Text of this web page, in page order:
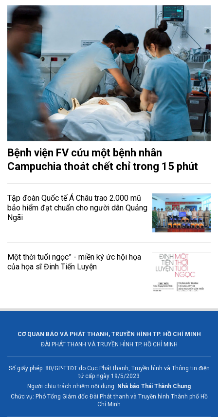
Bệnh viện FV cứu một bệnh nhân
Campuchia thoát chết chỉ trong 15 phút
Tập đoàn Quốc tế Á Châu trao 2.000 mũ
bảo hiểm đạt chuẩn cho người dân Quảng
Ngãi
Một thời tuổi ngọc” - miền ký ức hội họa
của họa sĩ Đinh Tiến Luyện
CƠ QUAN BÁO VÀ PHÁT THANH, TRUYỀN HÌNH TP. HỒ CHÍ MINH
ĐÀI PHÁT THANH VÀ TRUYỀN HÌNH TP. HỒ CHÍ MINH
Số giấy phép: 80/GP-TTĐT do Cục Phát thanh, Truyền hình và Thông tin điện
tử cấp ngày 19/5/2023
Người chịu trách nhiệm nội dung: Nhà báo Thái Thành Chung
Chức vụ: Phó Tổng Giám đốc Đài Phát thanh và Truyền hình Thành phố Hồ
Chí Minh